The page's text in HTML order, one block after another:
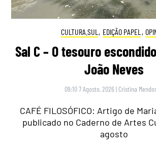
CULTURA.SUL , EDIÇÃO PAPEL ,
Sal C – O tesouro
João Neves
09:10 7 Agosto, 2026 | Cristina
CAFÉ FILOSÓFICO: Artigo de
publicado no Caderno de Artes
agosto